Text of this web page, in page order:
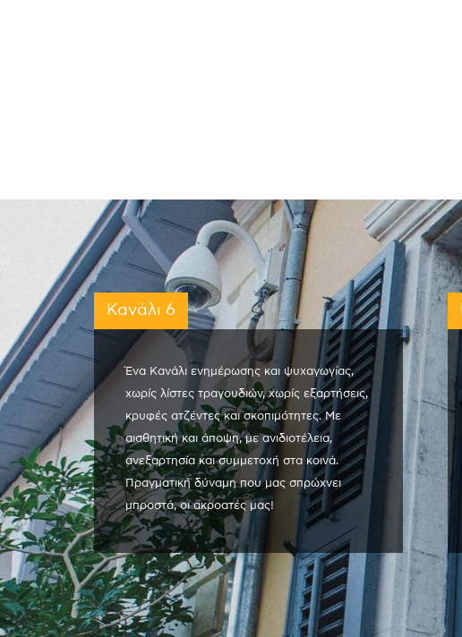
Κανάλι 6
Ένα Κανάλι ενημέρωσης και ψυχαγωγίας,
χωρίς λίστες τραγουδιών, χωρίς εξαρτήσεις,
κρυφές ατζέντες και σκοπιμότητες. Με
αισθητική και άποψη, με ανιδιοτέλεια,
ανεξαρτησία και συμμετοχή στα κοινά.
Πραγματική δύναμη που μας σπρώχνει
μπροστά, οι ακροατές μας!